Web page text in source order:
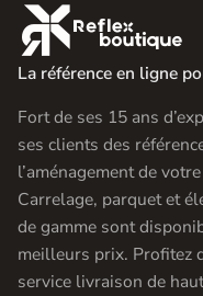

La référence en ligne
Fort de ses 15 ans
ses clients des
l’aménagement de
Carrelage, parquet et
de gamme sont
meilleurs prix. Profitez
service livraison de